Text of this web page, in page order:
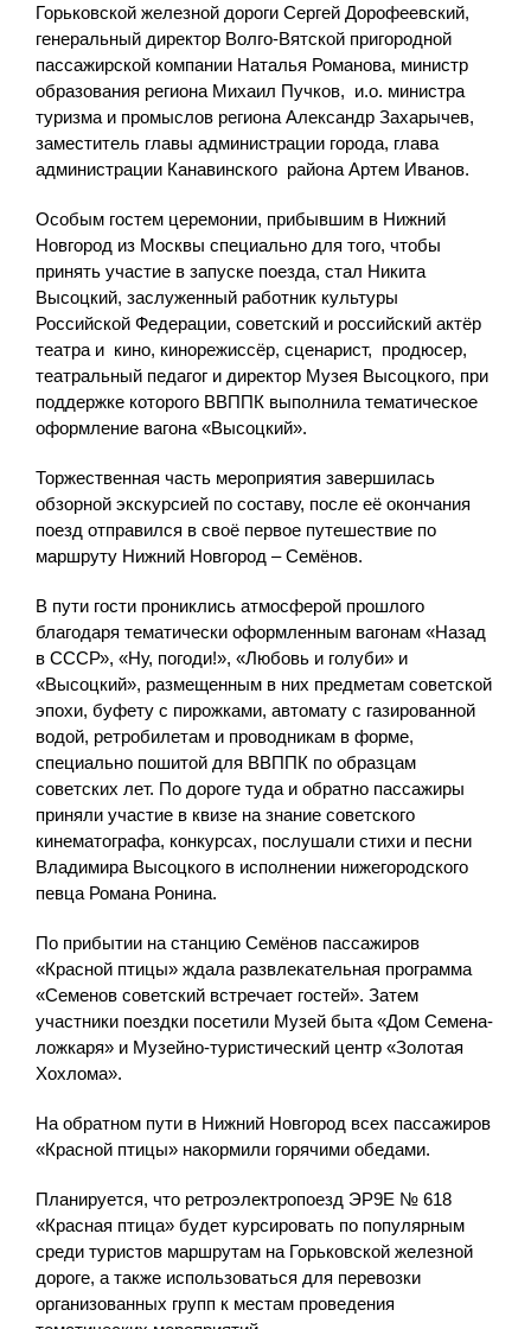
Горьковской железной дороги Сергей Дорофеевский,
генеральный директор Волго-Вятской пригородной
пассажирской компании Наталья Романова, министр
образования региона Михаил Пучков, и.о. министра
туризма и промыслов региона Александр Захарычев,
заместитель главы администрации города, глава
администрации Канавинского района Артем Иванов.
Особым гостем церемонии, прибывшим в Нижний
Новгород из Москвы специально для того, чтобы
принять участие в запуске поезда, стал Никита
Высоцкий, заслуженный работник культуры
Российской Федерации, советский и российский актёр
театра и кино, кинорежиссёр, сценарист, продюсер,
театральный педагог и директор Музея Высоцкого, при
поддержке которого ВВППК выполнила тематическое
оформление вагона «Высоцкий».
Торжественная часть мероприятия завершилась
обзорной экскурсией по составу, после её окончания
поезд отправился в своё первое путешествие по
маршруту Нижний Новгород – Семёнов.
В пути гости прониклись атмосферой прошлого
благодаря тематически оформленным вагонам «Назад
в СССР», «Ну, погоди!», «Любовь и голуби» и
«Высоцкий», размещенным в них предметам советской
эпохи, буфету с пирожками, автомату с газированной
водой, ретробилетам и проводникам в форме,
специально пошитой для ВВППК по образцам
советских лет. По дороге туда и обратно пассажиры
приняли участие в квизе на знание советского
кинематографа, конкурсах, послушали стихи и песни
Владимира Высоцкого в исполнении нижегородского
певца Романа Ронина.
По прибытии на станцию Семёнов пассажиров
«Красной птицы» ждала развлекательная программа
«Семенов советский встречает гостей». Затем
участники поездки посетили Музей быта «Дом Семена-
ложкаря» и Музейно-туристический центр «Золотая
Хохлома».
На обратном пути в Нижний Новгород всех пассажиров
«Красной птицы» накормили горячими обедами.
Планируется, что ретроэлектропоезд ЭР9Е № 618
«Красная птица» будет курсировать по популярным
среди туристов маршрутам на Горьковской железной
дороге, а также использоваться для перевозки
организованных групп к местам проведения